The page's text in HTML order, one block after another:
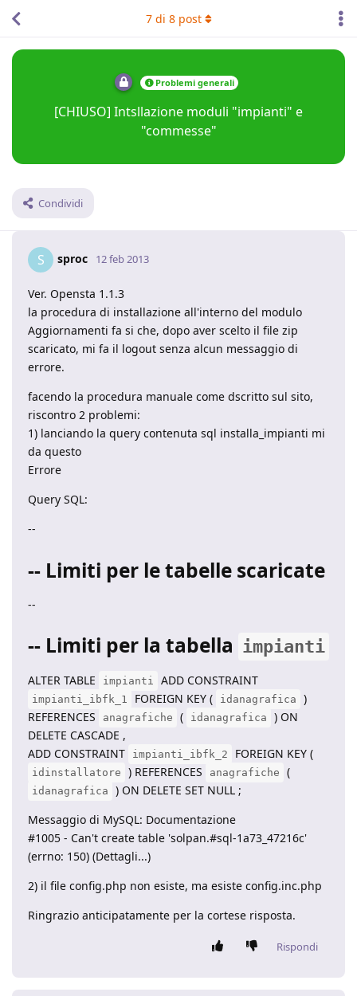
Problemi generali
[CHIUSO] Intsllazione moduli "impianti" e
"commesse"
Condividi
7di 8post
S sproc 12 feb 2013
Ver. Opensta 1.1.3
la procedura di installazione all'interno del modulo
Aggiornamenti fa si che, dopo aver scelto il file zip
scaricato, mi fa il logout senza alcun messaggio di
errore.
facendo la procedura manuale come dscritto sul sito,
riscontro 2 problemi:
1) lanciando la query contenuta sql installa_impianti mi
da questo
Errore
Query SQL:
--
-- Limiti per le tabelle scaricate
--
-- Limiti per la tabella impianti
ALTER TABLE impianti ADD CONSTRAINT
impianti_ibfk_1 FOREIGN KEY ( idanagrafica
)
REFERENCES
anagrafiche ( idanagrafica
) ON
DELETE CASCADE ,
ADD CONSTRAINT
impianti_ibfk_2 FOREIGN KEY (
idinstallatore ) REFERENCES anagrafiche (
idanagrafica
) ON DELETE SET NULL ;
Messaggio di MySQL: Documentazione
#1005 - Can't create table 'solpan.#sql-1a73_47216c'
(errno: 150) (Dettagli...)
2) il file config.php non esiste, ma esiste config.inc.php
Ringrazio anticipatamente per la cortese risposta.
Rispondi